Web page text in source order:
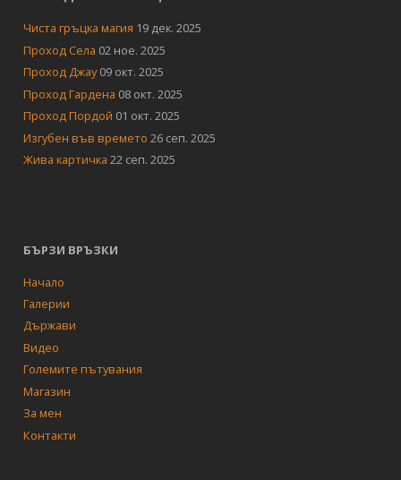
Чиста гръцка магия 19 дек. 2025
Проход Села 02 ное. 2025
Проход Джау 09 окт. 2025
Проход Гардена 08 окт. 2025
Проход Пордой 01 окт. 2025
Изгубен във времето 26 сеп. 2025
Жива картичка 22 сеп. 2025
БЪРЗИ ВРЪЗКИ
Начало
Галерии
Държави
Видео
Големите пътувания
Магазин
За мен
Контакти